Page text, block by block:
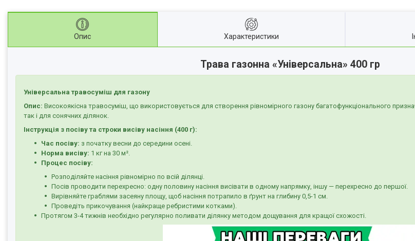
Опис Характеристики
Трава газонна «Універсальна» 400 гр
Універсальна травосуміш для газону
Опис: Високоякісна травосуміш, що використовується для створення рівномірного газону багатофункціонального
так і для сонячних ділянок.
Інструкція з посіву та строки висіву насіння (400 г):
Час посіву: з початку весни до середини осені.
Норма висіву: 1 кг на 30 м².
Процес посіву:
Розподіляйте насіння рівномірно по всій ділянці.
Посів проводити перехресно: одну половину насіння висівати в одному напрямку, іншу — перехресно до першої.
Вирівняйте граблями засеяну площу, щоб насіння потрапило в ґрунт на глибину 0,5-1 см.
Проведіть прикочування (найкраще ребристими котками).
Протягом 3-4 тижнів необхідно регулярно поливати ділянку методом дощування для кращої схожості.